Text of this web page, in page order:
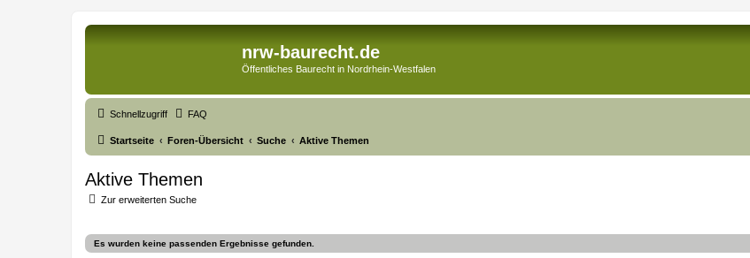
nrw-baurecht.de
Öffentliches Baurecht in Nordrhein-Westfalen
Schnellzugriff FAQ
Startseite Foren-Übersicht Suche Aktive Themen
Aktive Themen
Zur erweiterten Suche
Es wurden keine passenden Ergebnisse gefunden.